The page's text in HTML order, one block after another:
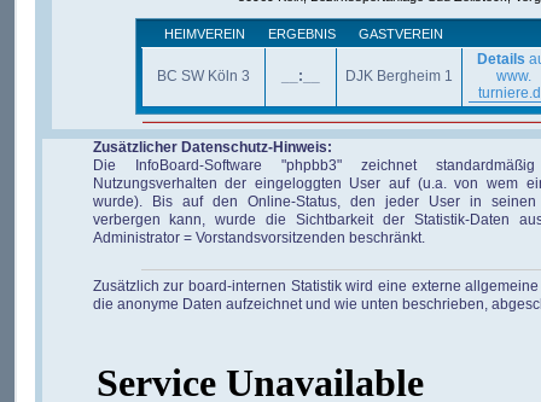
HEIMVEREIN ERGEBNIS GASTVEREIN
BC SW Köln 3 __:__ DJK Bergheim 1
Details
www.
Zusätzlicher Datenschutz-Hinweis:
Die InfoBoard-Software "phpbb3" zeichnet
Nutzungsverhalten der eingeloggten User auf (u.a. von wem
wurde). Bis auf den Online-Status, den jeder User in seinen
verbergen kann, wurde die Sichtbarkeit der Statistik-Daten
Administrator = Vorstandsvorsitzenden beschränkt.
Zusätzlich zur board-internen Statistik wird eine externe
die anonyme Daten aufzeichnet und wie unten beschrieben,